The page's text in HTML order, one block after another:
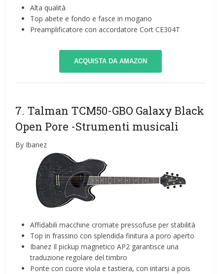
Alta qualità
Top abete e fondo e fasce in mogano
Preamplificatore con accordatore Cort CE304T
ACQUISTA DA AMAZON
7. Talman TCM50-GBO Galaxy Black
Open Pore -Strumenti musicali
By Ibanez
Affidabili macchine cromate pressofuse per stabilità
Top in frassino con splendida finitura a poro aperto
Ibanez Il pickup magnetico AP2 garantisce una
traduzione regolare del timbro
Ponte con cuore viola e tastiera, con intarsi a pois